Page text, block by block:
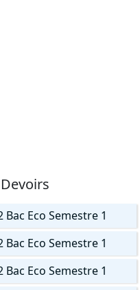
Bac Eco Semestre 1
Bac Eco Semestre 1
Bac Eco Semestre 1